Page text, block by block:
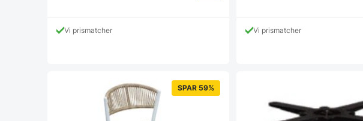
Vi prismatcher Vi prismatcher
SPAR 59%